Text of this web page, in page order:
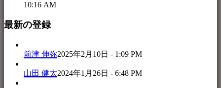
10:16 AM
最新の登録
前津 伸弥2025年2月10日 - 1:09 PM
山田 健太2024年1月26日 - 6:48 PM